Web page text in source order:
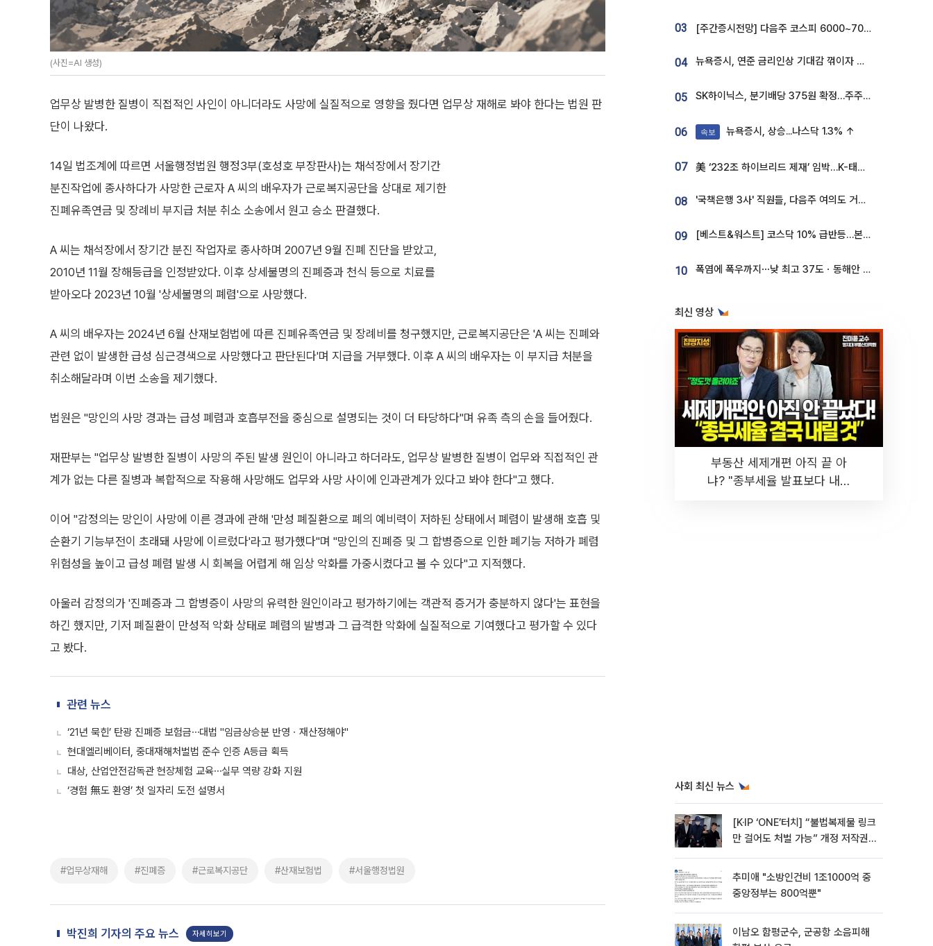
(사진=AI 생성)
업무상 발병한 질병이 직접적인 사인이 아니더라도 사망에 실질적으로 영향을 줬다면 업무상 재해로 봐야 한다는 법원 판
단이 나왔다.
14일 법조계에 따르면 서울행정법원 행정3부(호성호 부장판사)는 채석장에서 장기간
분진작업에 종사하다가 사망한 근로자 A 씨의 배우자가 근로복지공단을 상대로 제기한
진폐유족연금 및 장례비 부지급 처분 취소 소송에서 원고 승소 판결했다.
A 씨는 채석장에서 장기간 분진 작업자로 종사하며 2007년 9월 진폐 진단을 받았고,
2010년 11월 장해등급을 인정받았다. 이후 상세불명의 진폐증과 천식 등으로 치료를
받아오다 2023년 10월 '상세불명의 폐렴'으로 사망했다.
A 씨의 배우자는 2024년 6월 산재보험법에 따른 진폐유족연금 및 장례비를 청구했지만, 근로복지공단은 'A 씨는 진폐와
관련 없이 발생한 급성 심근경색으로 사망했다고 판단된다'며 지급을 거부했다. 이후 A 씨의 배우자는 이 부지급 처분을
취소해달라며 이번 소송을 제기했다.
법원은 "망인의 사망 경과는 급성 폐렴과 호흡부전을 중심으로 설명되는 것이 더 타당하다"며 유족 측의 손을 들어줬다.
재판부는 "업무상 발병한 질병이 사망의 주된 발생 원인이 아니라고 하더라도, 업무상 발병한 질병이 업무와 직접적인 관
계가 없는 다른 질병과 복합적으로 작용해 사망해도 업무와 사망 사이에 인과관계가 있다고 봐야 한다"고 했다.
이어 "감정의는 망인이 사망에 이른 경과에 관해 '만성 폐질환으로 폐의 예비력이 저하된 상태에서 폐렴이 발생해 호흡 및
순환기 기능부전이 초래돼 사망에 이르렀다'라고 평가했다"며 "망인의 진폐증 및 그 합병증으로 인한 폐기능 저하가 폐렴
위험성을 높이고 급성 폐렴 발생 시 회복을 어렵게 해 임상 악화를 가중시켰다고 볼 수 있다"고 지적했다.
아울러 감정의가 '진폐증과 그 합병증이 사망의 유력한 원인이라고 평가하기에는 객관적 증거가 충분하지 않다'는 표현을
하긴 했지만, 기저 폐질환이 만성적 악화 상태로 폐렴의 발병과 그 급격한 악화에 실질적으로 기여했다고 평가할 수 있다
고 봤다.
관련 뉴스
‘21년 묵힌’ 탄광 진폐증 보험금⋯대법 "임금상승분 반영ㆍ재산정해야"
현대엘리베이터, 중대재해처벌법 준수 인증 A등급 획득
대상, 산업안전감독관 현장체험 교육⋯실무 역량 강화 지원
‘경험 無도 환영’ 첫 일자리 도전 설명서
#업무상재해 #진폐증 #근로복지공단 #산재보험법 #서울행정법원
박진희 기자의 주요 뉴스 자세히보기
03 [주간증시전망] 다음주 코스피 6000~7000⋯“外人 수급은 정책이 변수”
04 뉴욕증시, 연준 금리인상 기대감 꺾이자 상승...S&P500 사상 최고치 [종합]
05 SK하이닉스, 분기배당 375원 확정…주주환원책 9월로 앞당겨 발표
06 속보 뉴욕증시, 상승...나스닥 1.3% ↑
07 美 ‘232조 하이브리드 제재’ 임박…K-태양광, 불확실성 털고 날개 다나
08 '국책은행 3사' 직원들, 다음주 여의도 거리 나서는 까닭은
09 [베스트&워스트] 코스닥 10% 급반등…본느, 최대주주 변경 기대에 270% 폭등
10 폭염에 폭우까지⋯낮 최고 37도ㆍ동해안 강한 비 [날씨]
최신 영상
부동산 세제개편 아직 끝 아
냐? "종부세율 발표보다 내릴
사회 최신 뉴스
[K·IP ‘ONE’터치] “불법복제물 링크
만 걸어도 처벌 가능” 개정 저작권
추미애 "소방인건비 1조1000억 중
중앙정부는 800억뿐"
이남오 함평군수, 군공항 소음피해